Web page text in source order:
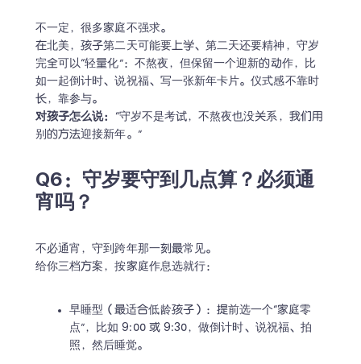
不一定，很多家庭不强求。
在北美，孩子第二天可能要上学、第二天还要精神，守岁
完全可以“轻量化”：不熬夜，但保留一个迎新的动作，比
如一起倒计时、说祝福、写一张新年卡片。仪式感不靠时
对孩子怎么说： “守岁不是考试，不熬夜也没关系，我们用
别的方法迎接新年。”
Q6：守岁要守到几点算？必须通
宵吗？
不必通宵，守到跨年那一刻最常见。
给你三档方案，按家庭作息选就行：
早睡型（最适合低龄孩子）：提前选一个“家庭零
点”，比如 9:00 或 9:30，做倒计时、说祝福、拍
照，然后睡觉。